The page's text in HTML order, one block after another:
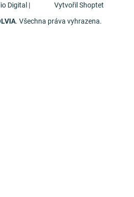
Digital | Vytvořil Shoptet
. Všechna práva vyhrazena.